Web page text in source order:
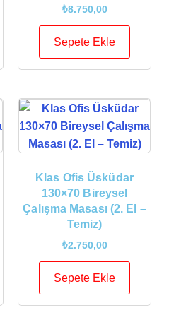
₺8.750,00
Sepete Ekle
Klas Ofis Üsküdar
130×70 Bireysel
Çalışma Masası (2. El –
Temiz)
₺2.750,00
Sepete Ekle